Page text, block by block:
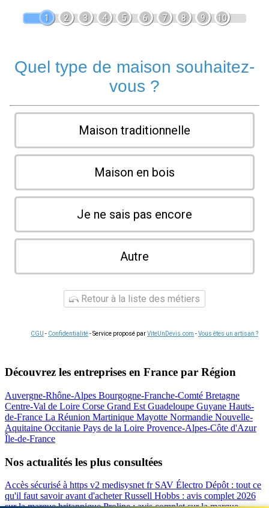
1 2 3 4 5 6 7 8 9 10
Quel type de maison souhaitez-
vous ?
Maison traditionnelle
Maison en bois
Je ne sais pas encore
Autre
Retour à la liste des métiers
CGU - Confidentialité- Service proposé parViteUnDevis.com -Vous êtes un artisan ?
Découvrez les entreprises en France par Région
Auvergne-Rhône-Alpes Bourgogne-Franche-Comté Bretagne
Centre-Val de Loire Corse Grand Est Guadeloupe Guyane Hauts-
de-France La Réunion Martinique Mayotte Normandie Nouvelle-
Aquitaine Occitanie Pays de la Loire Provence-Alpes-Côte d'Azur
Île-de-France
Nos actualités les plus consultées
Accès sécurisé à https v2 medisysnet fr SAV Électro Dépôt : tout ce
qu'il faut savoir avant d'acheterRussell Hobbs : avis complet 2026